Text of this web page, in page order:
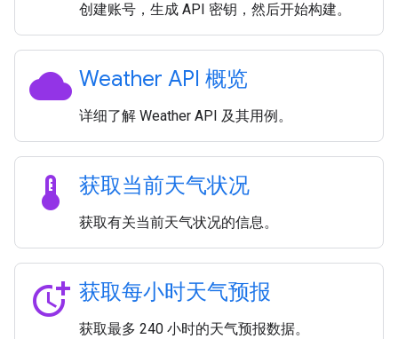
创建账号，生成 API 密钥，然后开始构建。
cloud Weather API 概览
详细了解 Weather API 及其用例。
thermostat 获取当前天气状况
获取有关当前天气状况的信息。
more_time 获取每小时天气预报
获取最多 240 小时的天气预报数据。